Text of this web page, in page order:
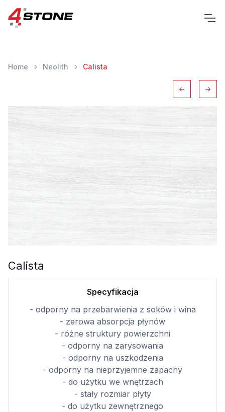
Home Neolith Calista
Calista
Specyfikacja
- odporny na przebarwienia z soków i wina
- zerowa absorpcja płynów
- różne struktury powierzchni
- odporny na zarysowania
- odporny na uszkodzenia
- odporny na nieprzyjemne zapachy
- do użytku we wnętrzach
- stały rozmiar płyty
- do użytku zewnętrznego